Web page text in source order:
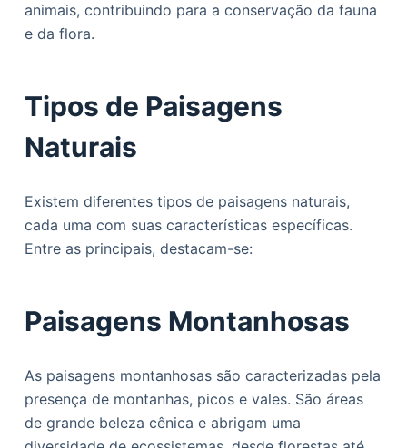
animais, contribuindo para a conservação da fauna
e da flora.
Tipos de Paisagens
Naturais
Existem diferentes tipos de paisagens naturais,
cada uma com suas características específicas.
Entre as principais, destacam-se:
Paisagens Montanhosas
As paisagens montanhosas são caracterizadas pela
presença de montanhas, picos e vales. São áreas
de grande beleza cênica e abrigam uma